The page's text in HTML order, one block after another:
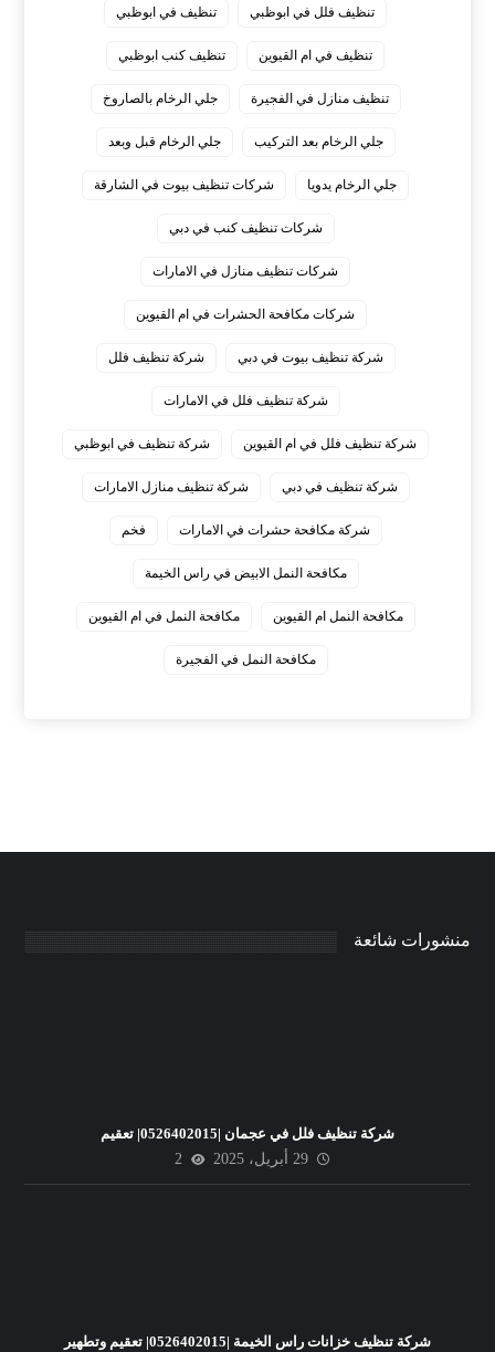
تنظيف فلل في ابوظبي تنظيف في ابوظبي
تنظيف في ام القيوين تنظيف كنب ابوظبي
تنظيف منازل في الفجيرة جلي الرخام بالصاروخ
جلي الرخام بعد التركيب جلي الرخام قبل وبعد
جلي الرخام يدويا شركات تنظيف بيوت في الشارقة
شركات تنظيف كنب في دبي
شركات تنظيف منازل في الامارات
شركات مكافحة الحشرات في ام القيوين
شركة تنظيف بيوت في دبي شركة تنظيف فلل
شركة تنظيف فلل في الامارات
شركة تنظيف فلل في ام القيوين شركة تنظيف في ابوظبي
شركة تنظيف في دبي شركة تنظيف منازل الامارات
شركة مكافحة حشرات في الامارات فخم
مكافحة النمل الابيض في راس الخيمة
مكافحة النمل ام القيوين مكافحة النمل في ام القيوين
‏مكافحة النمل في الفجيرة
منشورات شائعة
شركة تنظيف فلل في عجمان |0526402015| تعقيم
29 أبريل، 2025
2
شركة تنظيف خزانات راس الخيمة |0526402015| تعقيم وتطهير